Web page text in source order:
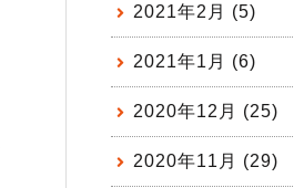
2021年2月 (5)
2021年1月 (6)
2020年12月 (25)
2020年11月 (29)